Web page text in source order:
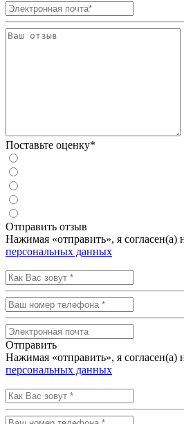
Поставьте оценку*
Отправить отзыв
Нажимая «отправить», я согласен(а)
персональных данных
Отправить
Нажимая «отправить», я согласен(а)
персональных данных